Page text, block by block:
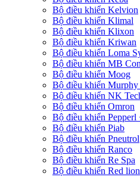
Bộ điều khiển Kelvion
Bộ điều khiển Klimal
Bộ điều khiển Klixon
Bộ điều khiển Kriwan
Bộ điều khiển Loma
Bộ điều khiển MB
Bộ điều khiển Moog
Bộ điều khiển
Bộ điều khiển NK
Bộ điều khiển Omron
Bộ điều khiển Pepperl
Bộ điều khiển Piab
Bộ điều khiển Pneutrol
Bộ điều khiển Ranco
Bộ điều khiển Re Spa
Bộ điều khiển Red lion